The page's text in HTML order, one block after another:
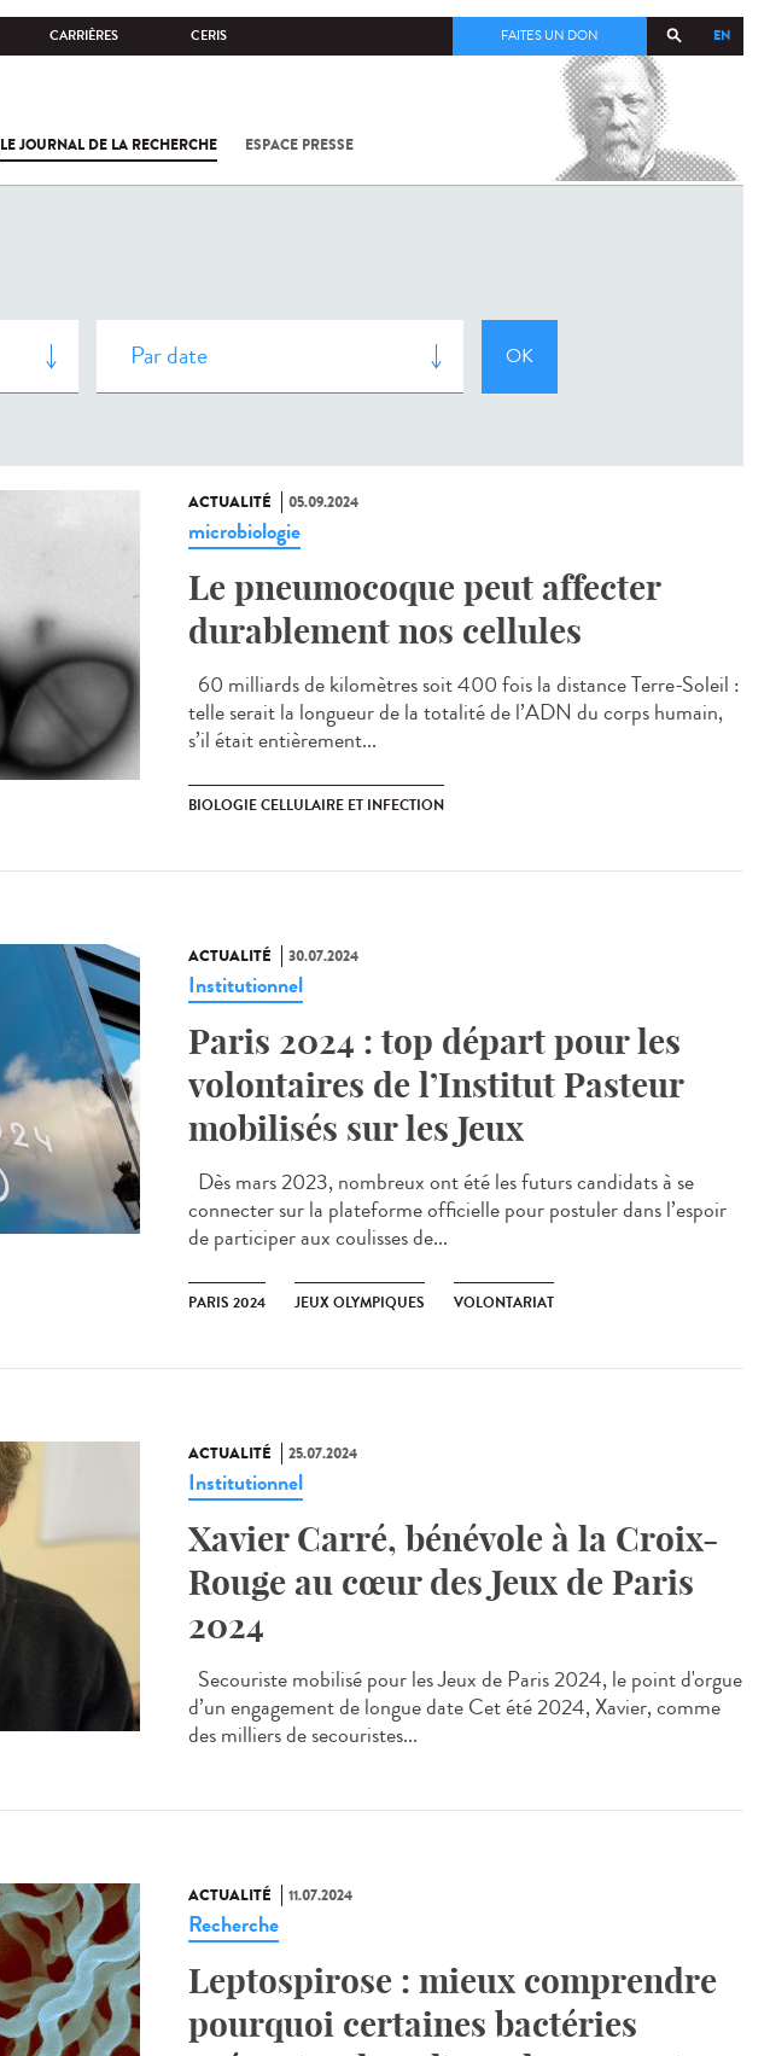
CARRIÈRES CERIS EN
FAITES UN DON
LE JOURNAL DE LA RECHERCHE ESPACE PRESSE
COV-2 /
ACTUALITÉ 05.09.2024
microbiologie
Le pneumocoque peut affecter
durablement nos cellules
60 milliards de kilomètres soit 400 fois la distance Terre-Soleil :
telle serait la longueur de la totalité de l’ADN du corps humain,
s’il était entièrement...
BIOLOGIE CELLULAIRE ET INFECTION
ACTUALITÉ 30.07.2024
Institutionnel
Paris 2024 : top départ pour les
volontaires de l’Institut Pasteur
mobilisés sur les Jeux
Dès mars 2023, nombreux ont été les futurs candidats à se
connecter sur la plateforme officielle pour postuler dans l’espoir
de participer aux coulisses de...
PARIS 2024 JEUX OLYMPIQUES VOLONTARIAT
ACTUALITÉ 25.07.2024
Institutionnel
Xavier Carré, bénévole à la Croix-
Rouge au cœur des Jeux de Paris
2024
Secouriste mobilisé pour les Jeux de Paris 2024, le point d'orgue
d’un engagement de longue date Cet été 2024, Xavier, comme
des milliers de secouristes...
ACTUALITÉ 11.07.2024
Recherche
Leptospirose : mieux comprendre
pourquoi certaines bactéries